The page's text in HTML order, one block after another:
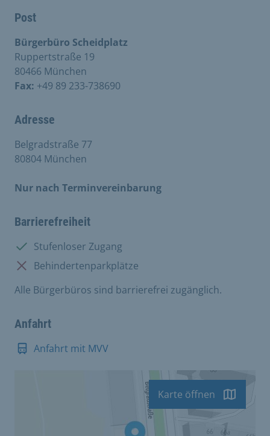
Post
Bürgerbüro Scheidplatz
Ruppertstraße 19
80466 München
Fax: +49 89 233-738690
Adresse
Belgradstraße 77
80804 München
Nur nach Terminvereinbarung
Barrierefreiheit
Vorhanden:
Stufenloser Zugang
Nicht vorhanden:
Behindertenparkplätze
Alle Bürgerbüros sind barrierefrei zugänglich.
Anfahrt
Anfahrt mit MVV
Karte öffnen